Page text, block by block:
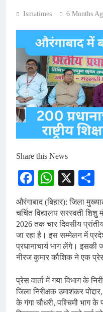
Ismatimes 6 Months
Share this News
Facebook
X
औरंगाबाद (बिहार): जिला
चर्चित विद्यालय सरस्वती
2026 तक चार दिवसीय
जा रहा है। इस सम्मेलन में
प्रधानाचार्य भाग लेंगे। इसकी
नीरज कुमार कौशिक ने एक प्रेस
प्रेस वार्ता में गया विभाग के
जिला निरीक्षक उमाशंकर
के गंगा चौधरी, पश्चिमी भाग